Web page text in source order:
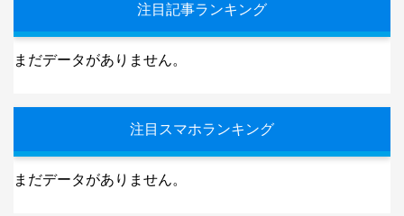
注目記事ランキング
まだデータがありません。
注目スマホランキング
まだデータがありません。